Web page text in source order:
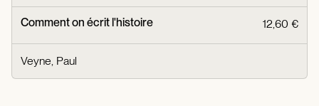
Comment on écrit l'histoire 12,60 €
Veyne, Paul